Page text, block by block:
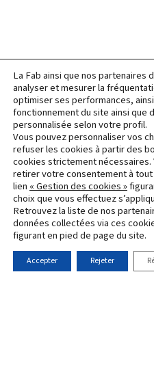
L’opération
grande opération de
lauréate du programme
Ville Durable",
Accueil
Mentions
légales
La Fab ainsi que nos partenaires
analyser et mesurer la
optimiser ses performances,
fonctionnement du site ainsi que
personnalisée selon votre profil.
Vous pouvez personnaliser vos
refuser les cookies à partir des
cookies strictement
retirer votre consentement à
lien « Gestion des cookies »
choix que vous effectuez
Retrouvez la liste de nos
données collectées via ces
figurant en pied de page du site.
Accepter Rejeter